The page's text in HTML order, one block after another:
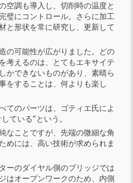
空調も導入し、切削時の温度と
璧にコントロール。さらに加工
と形状を常に研究し、更新して
の可能性が広がりました。どの
考えるのは、とてもエキサイテ
かできないものがあり、素晴ら
をすることは、何よりも楽し
てのパーツは、ゴティエ氏によ
ている”という。
なことですが、先端の微細な角
めには、高い技術が求められま
ーのダイヤル側のブリッジでは
はオープンワークのため、内側